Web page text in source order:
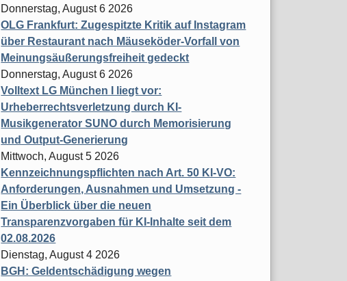
Donnerstag, August 6 2026
OLG Frankfurt: Zugespitzte Kritik auf Instagram
über Restaurant nach Mäuseköder-Vorfall von
Meinungsäußerungsfreiheit gedeckt
Donnerstag, August 6 2026
Volltext LG München I liegt vor:
Urheberrechtsverletzung durch KI-
Musikgenerator SUNO durch Memorisierung
und Output-Generierung
Mittwoch, August 5 2026
Kennzeichnungspflichten nach Art. 50 KI-VO:
Anforderungen, Ausnahmen und Umsetzung -
Ein Überblick über die neuen
Transparenzvorgaben für KI-Inhalte seit dem
02.08.2026
Dienstag, August 4 2026
BGH: Geldentschädigung wegen